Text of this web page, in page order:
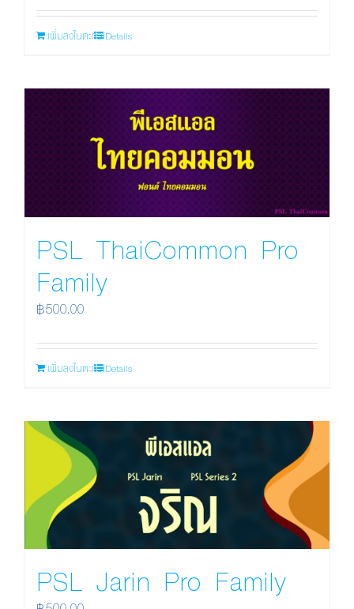
เพิ่มลงในตะกร้าDetails
PSL ThaiCommon Pro
Family
฿500.00
เพิ่มลงในตะกร้าDetails
PSL Jarin Pro Family